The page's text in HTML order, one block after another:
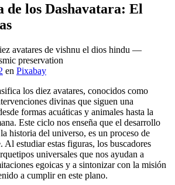
de los Dashavatara: El
en Pixabay
los diez avatares, conocidos como
divinas que siguen una
formas acuáticas y animales hasta la
Este ciclo nos enseña que el desarrollo
historia del universo, es un proceso de
Al estudiar estas figuras, los buscadores
universales que nos ayudan a
egoicas y a sintonizar con la misión
a cumplir en este plano.